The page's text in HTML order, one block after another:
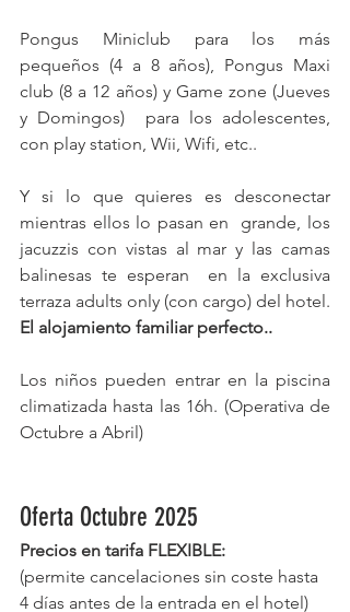
Pongus Miniclub para los más
pequeños (4 a 8 años), Pongus Maxi
club (8 a 12 años) y Game zone (Jueves
y Domingos)  para los adolescentes,
con play station, Wii, Wifi, etc..
Y si lo que quieres es desconectar
mientras ellos lo pasan en  grande, los
jacuzzis con vistas al mar y las camas
balinesas te esperan  en la exclusiva
El alojamiento familiar perfecto..
Los niños pueden entrar en la piscina
climatizada hasta las 16h. (Operativa de
Octubre a Abril)
Oferta Octubre 2025
Precios en tarifa FLEXIBLE:
(permite cancelaciones sin coste hasta
4 días antes de la entrada en el hotel)